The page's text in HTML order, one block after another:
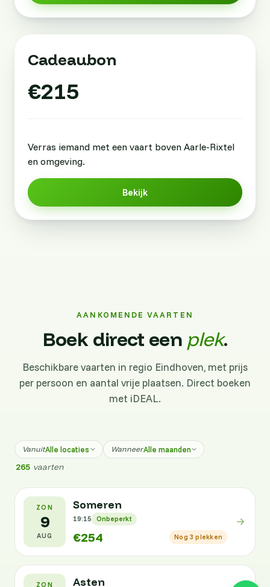
Cadeaubon
€215
Verras iemand met een vaart boven Aarle-Rixtel
en omgeving.
Bekijk
AANKOMENDE VAARTEN
Boek direct een plek.
Beschikbare vaarten in regio Eindhoven, met prijs
per persoon en aantal vrije plaatsen. Direct boeken
met iDEAL.
VanuitAlle locaties WanneerAlle maanden
265 vaarten
ZON
9
AUG
Someren
19:15 Onbeperkt
€254 Nog 3 plekken
ZON Asten